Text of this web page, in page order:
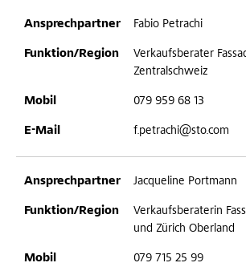
Fabio Petrachi
Verkaufsberater
Zentralschweiz
079 959 68 13
f.petrachi@sto.com
Jacqueline Portmann
Verkaufsberaterin
und Zürich Oberland
079 715 25 99